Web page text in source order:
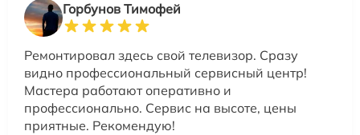
Горбунов Тимофей
Ремонтировал здесь свой телевизор. Сразу
видно профессиональный сервисный центр!
Мастера работают оперативно и
профессионально. Сервис на высоте, цены
приятные. Рекомендую!